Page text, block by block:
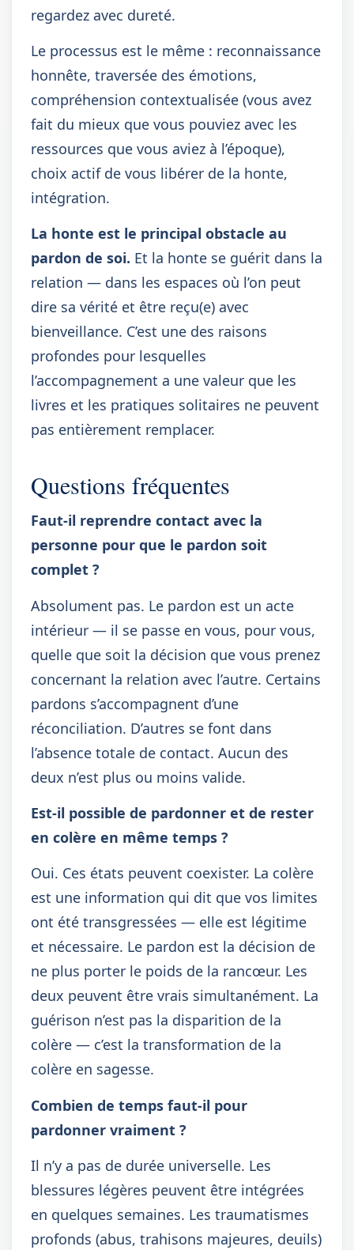
regardez avec dureté.
Le processus est le même : reconnaissance
honnête, traversée des émotions,
compréhension contextualisée (vous avez
fait du mieux que vous pouviez avec les
ressources que vous aviez à l’époque),
choix actif de vous libérer de la honte,
intégration.
La honte est le principal obstacle au
pardon de soi. Et la honte se guérit dans la
relation — dans les espaces où l’on peut
dire sa vérité et être reçu(e) avec
bienveillance. C’est une des raisons
profondes pour lesquelles
l’accompagnement a une valeur que les
livres et les pratiques solitaires ne peuvent
pas entièrement remplacer.
Questions fréquentes
Faut-il reprendre contact avec la
personne pour que le pardon soit
complet ?
Absolument pas. Le pardon est un acte
intérieur — il se passe en vous, pour vous,
quelle que soit la décision que vous prenez
concernant la relation avec l’autre. Certains
pardons s’accompagnent d’une
réconciliation. D’autres se font dans
l’absence totale de contact. Aucun des
deux n’est plus ou moins valide.
Est-il possible de pardonner et de rester
en colère en même temps ?
Oui. Ces états peuvent coexister. La colère
est une information qui dit que vos limites
ont été transgressées — elle est légitime
et nécessaire. Le pardon est la décision de
ne plus porter le poids de la rancœur. Les
deux peuvent être vrais simultanément. La
guérison n’est pas la disparition de la
colère — c’est la transformation de la
colère en sagesse.
Combien de temps faut-il pour
pardonner vraiment ?
Il n’y a pas de durée universelle. Les
blessures légères peuvent être intégrées
en quelques semaines. Les traumatismes
profonds (abus, trahisons majeures, deuils)